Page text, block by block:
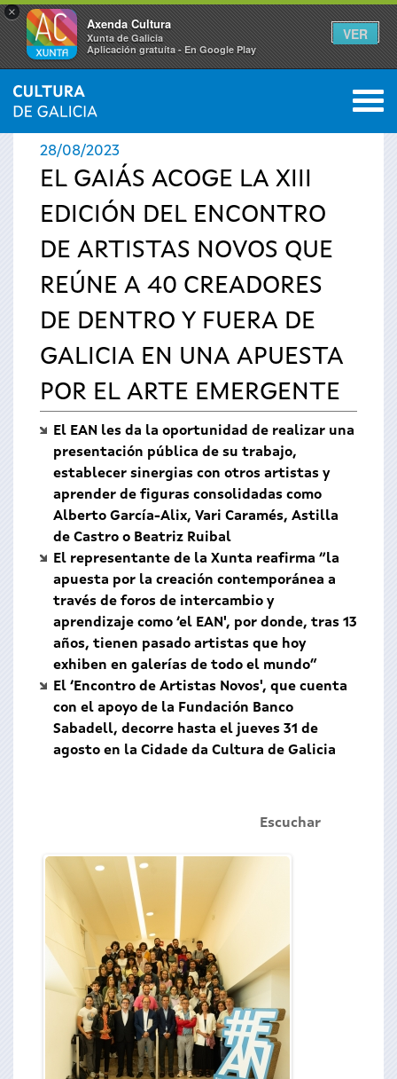
×
Axenda Cultura
Xunta de Galicia
Aplicación gratuíta - En Google Play
VER
Se
encuentra
usted
aquí
INICIO › ACTUALIDAD 0
28/08/2023
EL GAIÁS ACOGE LA XIII
EDICIÓN DEL ENCONTRO
DE ARTISTAS NOVOS QUE
REÚNE A 40 CREADORES
DE DENTRO Y FUERA DE
GALICIA EN UNA APUESTA
POR EL ARTE EMERGENTE
El EAN les da la oportunidad de realizar una
presentación pública de su trabajo,
establecer sinergias con otros artistas y
aprender de figuras consolidadas como
Alberto García-Alix, Vari Caramés, Astilla
de Castro o Beatriz Ruibal
El representante de la Xunta reafirma “la
apuesta por la creación contemporánea a
través de foros de intercambio y
aprendizaje como ‘el EAN', por donde, tras 13
años, tienen pasado artistas que hoy
exhiben en galerías de todo el mundo”
El ‘Encontro de Artistas Novos', que cuenta
con el apoyo de la Fundación Banco
Sabadell, decorre hasta el jueves 31 de
agosto en la Cidade da Cultura de Galicia
Escuchar